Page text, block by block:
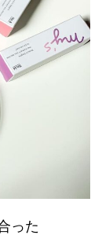
った